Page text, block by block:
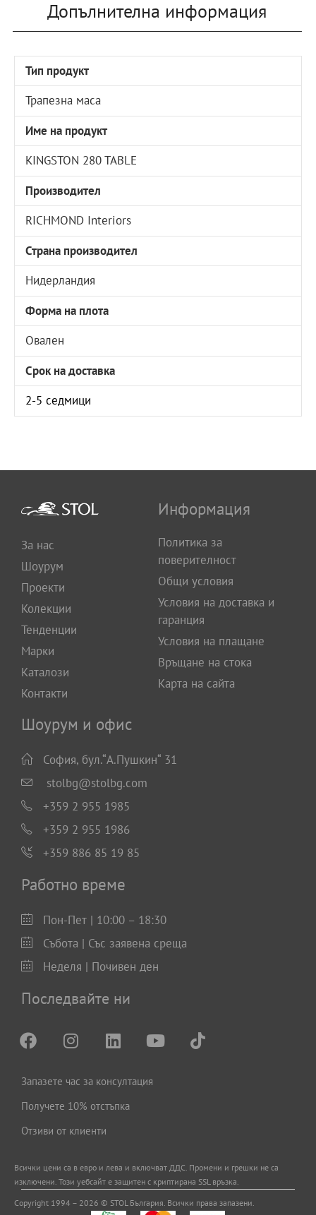
Допълнителна информация
Тип продукт
Трапезна маса
Име на продукт
KINGSTON 280 TABLE
Производител
RICHMOND Interiors
Страна производител
Нидерландия
Форма на плота
Овален
Срок на доставка
2-5 седмици
За нас
Шоурум
Проекти
Колекции
Тенденции
Марки
Каталози
Контакти
Информация
Политика за
поверителност
Общи условия
Условия на доставка и
гаранция
Условия на плащане
Връщане на стока
Карта на сайта
Шоурум и офис
София, бул.“А.Пушкин“ 31
stolbg@stolbg.com
+359 2 955 1985
+359 2 955 1986
+359 886 85 19 85
Работно време
Пон-Пет | 10:00 – 18:30
Събота | Със заявена среща
Неделя | Почивен ден
Последвайте ни
Запазете час за консултация
Получете 10% отстъпка
Отзиви от клиенти
Всички цени са в евро и левa и включват ДДС. Промени и грешки не са
изключени. Този уебсайт е защитен с криптирана SSL връзка.
Copyright 1994 – 2026 © STOL България. Всички права запазени.